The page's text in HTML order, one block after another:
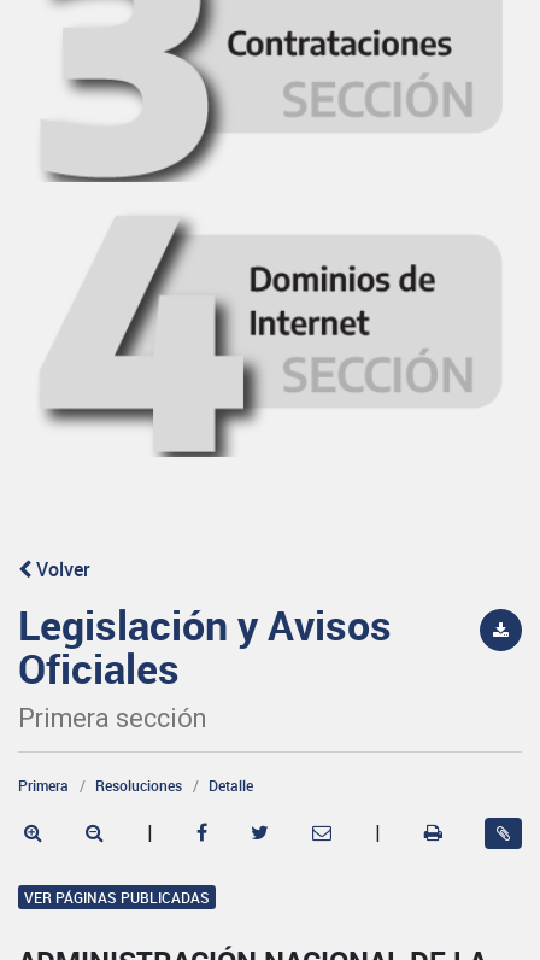
Volver
Legislación y Avisos
Oficiales
Primera sección
Primera Resoluciones Detalle
| |
VER PÁGINAS PUBLICADAS